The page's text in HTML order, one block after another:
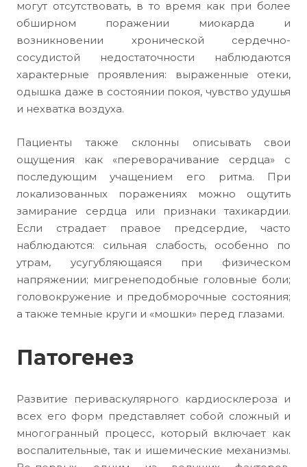
могут отсутствовать, в то время как при более
обширном поражении миокарда и
возникновении хронической сердечно-
сосудистой недостаточности наблюдаются
характерные проявления: выраженные отеки,
одышка даже в состоянии покоя, чувство удушья
и нехватка воздуха.
Пациенты также склонны описывать свои
ощущения как «переворачивание сердца» с
последующим учащением его ритма. При
локализованных поражениях можно ощутить
замирание сердца или признаки тахикардии.
Если страдает правое предсердие, часто
наблюдаются: сильная слабость, особенно по
утрам, усугубляющаяся при физическом
напряжении; мигренеподобные головные боли;
головокружение и предобморочные состояния;
а также темные круги и «мошки» перед глазами.
Патогенез
Развитие периваскулярного кардиосклероза и
всех его форм представляет собой сложный и
многогранный процесс, который включает как
воспалительные, так и ишемические механизмы.